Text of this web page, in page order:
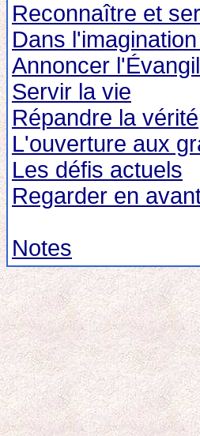
Reconnaître et
Dans
Annoncer
Servir la vie
Répandre la vérité
L'ouverture aux
Les défis actuels
Regarder en
Notes